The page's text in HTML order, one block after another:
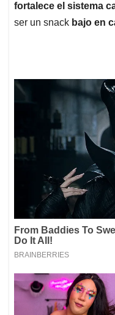
fortalece el sistema
ser un snack bajo en